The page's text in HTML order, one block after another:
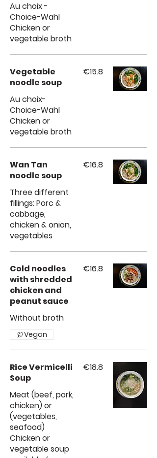
Au choix -
Choice-Wahl
Chicken or
vegetable broth
Vegetable
noodle soup
Au choix-
Choice-Wahl
Chicken or
vegetable broth
€15.8
Wan Tan
noodle soup
Three different
fillings: Porc &
cabbage,
chicken & onion,
vegetables
€16.8
Cold noodles
with shredded
chicken and
peanut sauce
€16.8
Vegan
Rice Vermicelli
Soup
Meat (beef, pork,
chicken) or
(vegetables,
seafood)
Chicken or
vegetable soup
€18.8